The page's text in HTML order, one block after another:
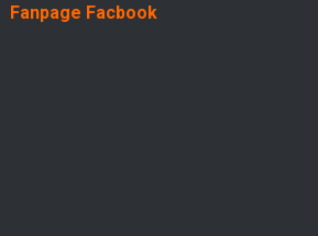
Fanpage Facbook